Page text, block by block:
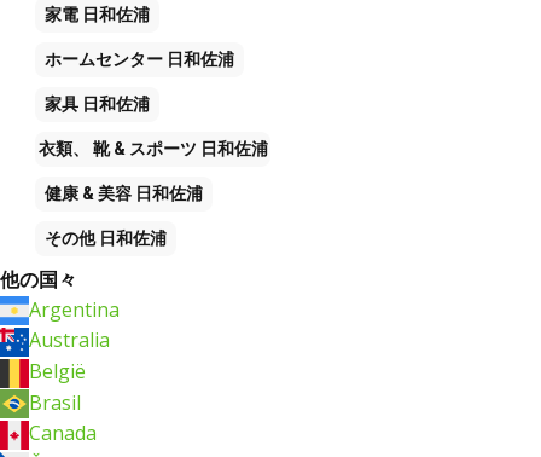
家電 日和佐浦
ホームセンター 日和佐浦
家具 日和佐浦
衣類、 靴 & スポーツ 日和佐浦
健康 & 美容 日和佐浦
その他日和佐浦
他の国々
Argentina
Australia
België
Brasil
Canada